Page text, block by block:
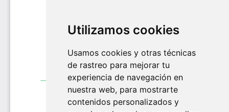
Utilizamos cookies
Usamos cookies y otras técnicas
de rastreo para mejorar tu
experiencia de navegación en
nuestra web, para mostrarte
contenidos personalizados y